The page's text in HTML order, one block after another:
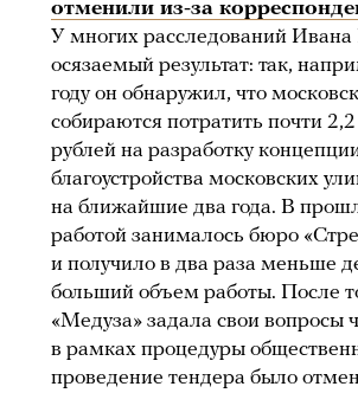
отменили из-за
У многих расследований Ивана
осязаемый результат: так,
году он обнаружил, что
собираются потратить почти
рублей на разработку
благоустройства московских
на ближайшие два года. В
работой занималось бюро
и получило в два раза меньше
больший объем работы. После
«Медуза» задала свои вопросы
в рамках процедуры
проведение тендера было